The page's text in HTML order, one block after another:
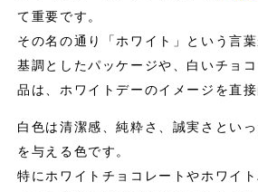
て重要です。
その名の通り「ホワイト」という言
基調としたパッケージや、白いチョ
品は、ホワイトデーのイメージを直接
白色は清潔感、純粋さ、誠実さとい
を与える色です。
特にホワイトチョコレートやホワイト